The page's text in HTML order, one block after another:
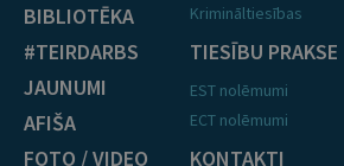
BIBLIOTĒKA
#TEIRDARBS
JAUNUMI
AFIŠA
FOTO / VIDEO
Krimināltiesības
TIESĪBU PRAKSE
EST nolēmumi
ECT nolēmumi
KONTAKTI